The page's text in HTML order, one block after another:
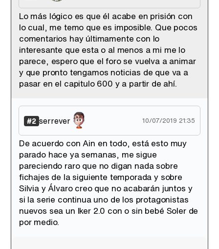
Lo más lógico es que él acabe en prisión con
lo cual, me temo que es imposible. Que pocos
comentarios hay últimamente con lo
interesante que esta o al menos a mi me lo
parece, espero que el foro se vuelva a animar
y que pronto tengamos noticias de que va a
pasar en el capitulo 600 y a partir de ahí.
#2 serrever 10/07/2019 21:35
De acuerdo con Ain en todo, está esto muy
parado hace ya semanas, me sigue
pareciendo raro que no digan nada sobre
fichajes de la siguiente temporada y sobre
Silvia y Álvaro creo que no acabarán juntos y
si la serie continua uno de los protagonistas
nuevos sea un Iker 2.0 con o sin bebé Soler de
por medio.